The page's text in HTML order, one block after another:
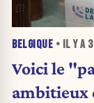
BELGIQUE • IL Y A
Voici le
ambitieux